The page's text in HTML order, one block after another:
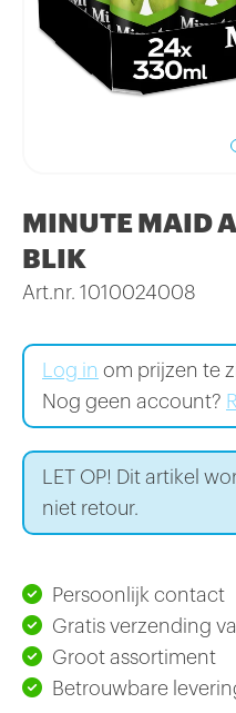
MINUTE MAID
BLIK
Art.nr. 1010024008
Log in om prijzen te
Nog geen account?
LET OP! Dit artikel
niet retour.
Persoonlijk contact
Gratis verzending
Groot assortiment
Betrouwbare